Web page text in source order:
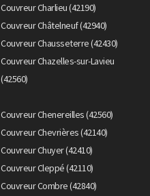
Couvreur Charlieu (42190)
Couvreur Châtelneuf (42940)
Couvreur Chausseterre (42430)
Couvreur Chazelles-sur-Lavieu
(42560)
Couvreur Chenereilles (42560)
Couvreur Chevrières (42140)
Couvreur Chuyer (42410)
Couvreur Cleppé (42110)
Couvreur Combre (42840)